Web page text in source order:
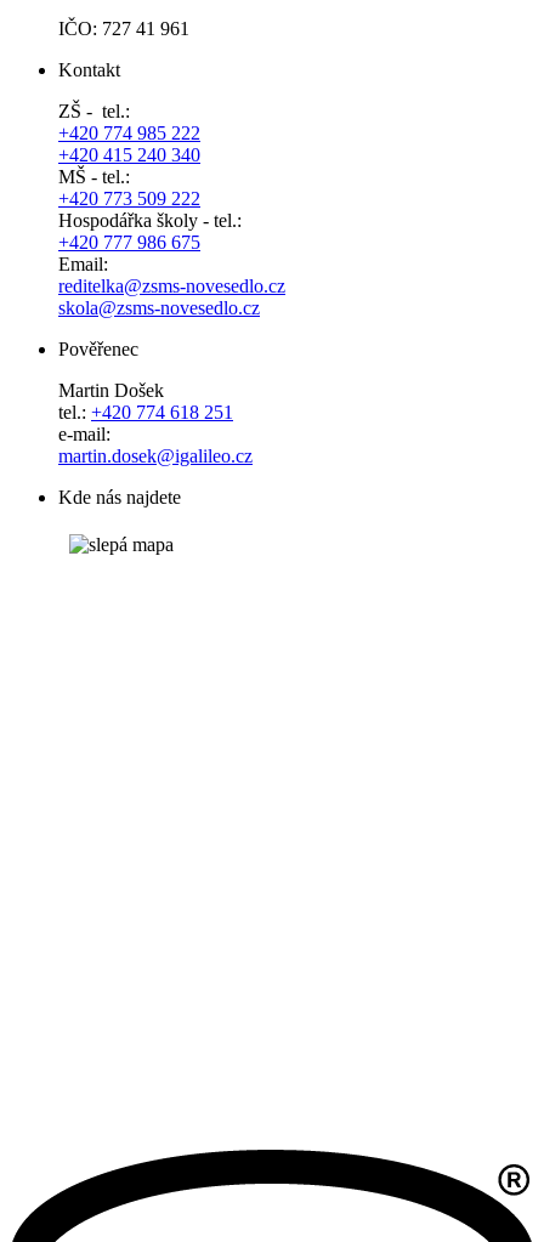
IČO: 727 41 961
Kontakt
ZŠ - tel.:
+420 774 985 222
+420 415 240 340
MŠ - tel.:
+420 773 509 222
Hospodářka školy - tel.:
+420 777 986 675
Email:
reditelka@zsms-novesedlo.cz
skola@zsms-novesedlo.cz
Pověřenec
Martin Došek
tel.: +420 774 618 251
e-mail:
​​​​​​​martin.dosek@igalileo.cz
Kde nás najdete